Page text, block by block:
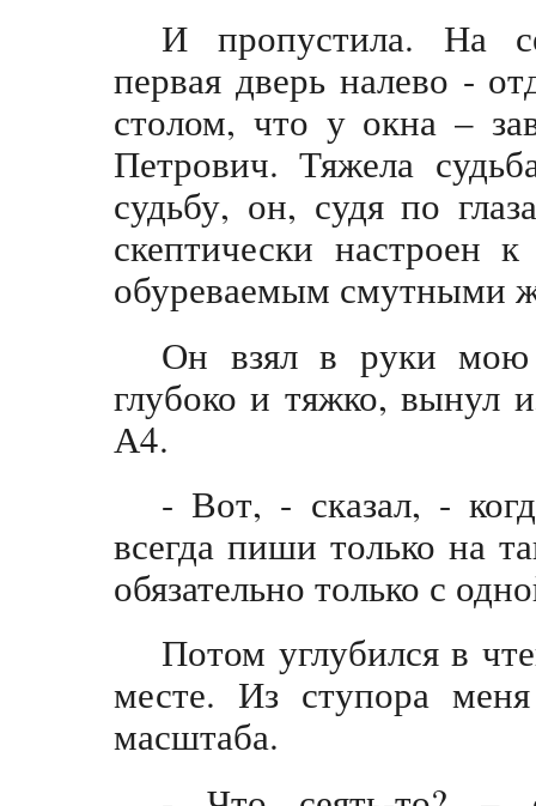
И пропустила. На
первая дверь налево -
столом, что у окна –
Петрович. Тяжела
судьбу, он, судя по
скептически настроен
обуреваемым смутными
Он взял в руки мою
глубоко и тяжко, вынул
А4.
- Вот, - сказал, -
всегда пиши только на
обязательно только с
Потом углубился в
месте. Из ступора
масштаба.